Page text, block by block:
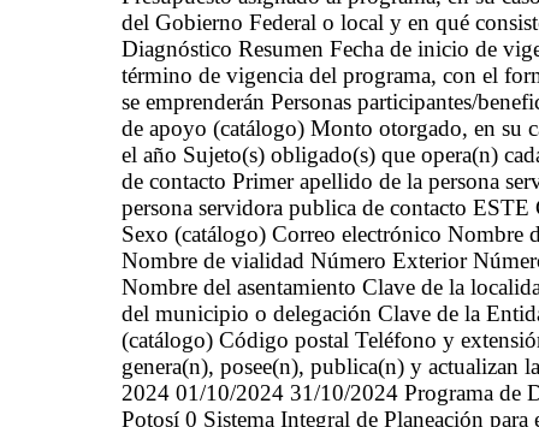
del Gobierno Federal o local y en qué
Diagnóstico Resumen Fecha de inicio de
término de vigencia del programa, con el
se emprenderán Personas participantes/
de apoyo (catálogo) Monto otorgado, en su
el año Sujeto(s) obligado(s) que opera(n)
de contacto Primer apellido de la persona
persona servidora publica de contacto
Sexo (catálogo) Correo electrónico Nombre
Nombre de vialidad Número Exterior
Nombre del asentamiento Clave de la
del municipio o delegación Clave de la
(catálogo) Código postal Teléfono y
genera(n), posee(n), publica(n) y actualizan
2024 01/10/2024 31/10/2024 Programa de
Potosí 0 Sistema Integral de Planeación